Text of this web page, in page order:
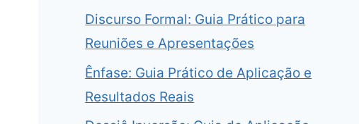
Discurso Formal: Guia Prático para
Reuniões e Apresentações
Ênfase: Guia Prático de Aplicação e
Resultados Reais